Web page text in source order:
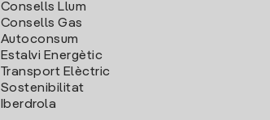
Consells Llum
Consells Gas
Autoconsum
Estalvi Energètic
Transport Elèctric
Sostenibilitat
Iberdrola